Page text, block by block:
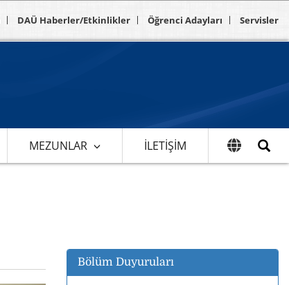
DAÜ Haberler/Etkinlikler Öğrenci Adayları Servisler
MEZUNLAR İLETIŞIM
Bölüm Duyuruları